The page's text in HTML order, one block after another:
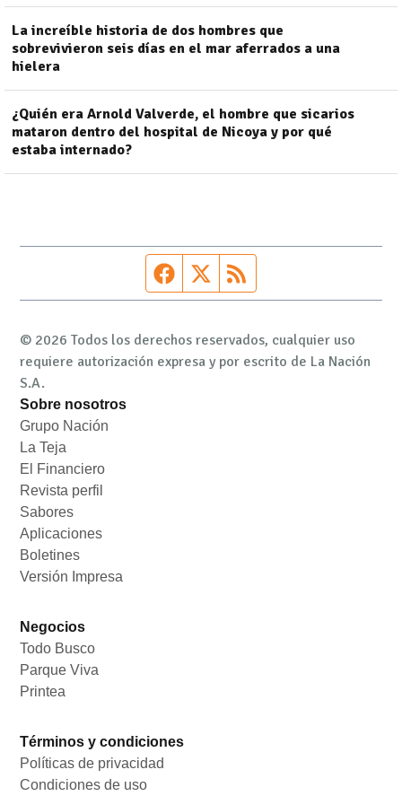
La increíble historia de dos hombres que
sobrevivieron seis días en el mar aferrados a una
hielera
¿Quién era Arnold Valverde, el hombre que sicarios
mataron dentro del hospital de Nicoya y por qué
estaba internado?
Página de Facebook
Fuente Twitter
© 2026 Todos los derechos reservados, cualquier uso
requiere autorización expresa y por escrito de La Nación
S.A.
Sobre nosotros
Grupo Nación
La Teja
El Financiero
Revista perfil
Sabores
Aplicaciones
Boletines
Versión Impresa
Negocios
Todo Busco
Parque Viva
Printea
Términos y condiciones
Políticas de privacidad
Condiciones de uso